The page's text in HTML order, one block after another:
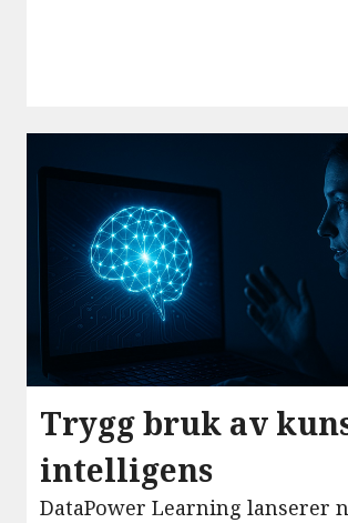
Trygg bruk av
intelligens
DataPower Learning lanserer